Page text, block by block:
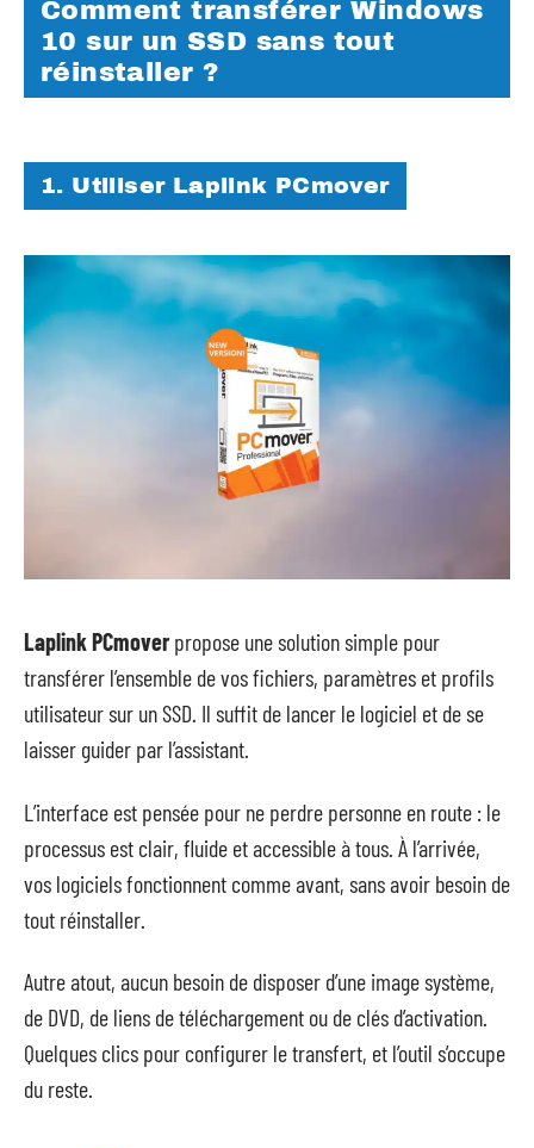
Comment transférer Windows
10 sur un SSD sans tout
réinstaller ?
1. Utiliser Laplink PCmover
Laplink PCmoverpropose une solution simple pour
transférer l’ensemble de vos fichiers, paramètres et profils
utilisateur sur un SSD. Il suffit de lancer le logiciel et de se
laisser guider par l’assistant.
L’interface est pensée pour ne perdre personne en route : le
processus est clair, fluide et accessible à tous. À l’arrivée,
vos logiciels fonctionnent comme avant, sans avoir besoin de
tout réinstaller.
Autre atout, aucun besoin de disposer d’une image système,
de DVD, de liens de téléchargement ou de clés d’activation.
Quelques clics pour configurer le transfert, et l’outil s’occupe
du reste.